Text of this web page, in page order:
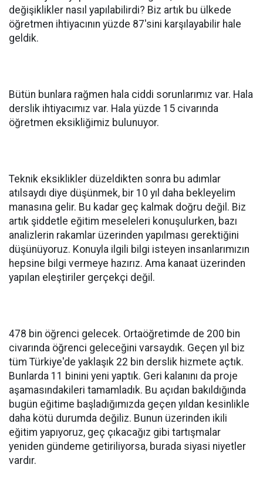
değişiklikler nasıl yapılabilirdi? Biz artık bu ülkede
öğretmen ihtiyacının yüzde 87'sini karşılayabilir hale
geldik.
Bütün bunlara rağmen hala ciddi sorunlarımız var. Hala
derslik ihtiyacımız var. Hala yüzde 15 civarında
öğretmen eksikliğimiz bulunuyor.
Teknik eksiklikler düzeldikten sonra bu adımlar
atılsaydı diye düşünmek, bir 10 yıl daha bekleyelim
manasına gelir. Bu kadar geç kalmak doğru değil. Biz
artık şiddetle eğitim meseleleri konuşulurken, bazı
analizlerin rakamlar üzerinden yapılması gerektiğini
düşünüyoruz. Konuyla ilgili bilgi isteyen insanlarımızın
hepsine bilgi vermeye hazırız. Ama kanaat üzerinden
yapılan eleştiriler gerçekçi değil.
478 bin öğrenci gelecek. Ortaöğretimde de 200 bin
civarında öğrenci geleceğini varsaydık. Geçen yıl biz
tüm Türkiye'de yaklaşık 22 bin derslik hizmete açtık.
Bunlarda 11 binini yeni yaptık. Geri kalanını da proje
aşamasındakileri tamamladık. Bu açıdan bakıldığında
bugün eğitime başladığımızda geçen yıldan kesinlikle
daha kötü durumda değiliz. Bunun üzerinden ikili
eğitim yapıyoruz, geç çıkacağız gibi tartışmalar
yeniden gündeme getiriliyorsa, burada siyasi niyetler
vardır.